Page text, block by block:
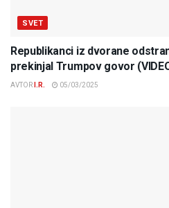
SVET
Republikanci iz dvorane
prekinjal Trumpov govor
AVTOR I.R. 05/03/2025